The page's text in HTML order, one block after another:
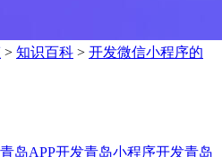
> 知识百科 > 开发微信小程序的
青岛APP开发青岛小程序开发青岛